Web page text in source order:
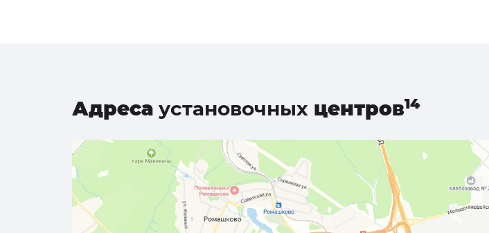
Адреса установочных центров